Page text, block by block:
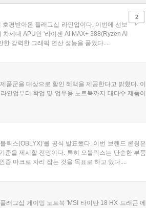
평받아온 플래그십 라인업이다. 이번에 선보
세대 APU인 '라이젠 AI MAX+ 388(Ryzen AI
강력한 그래픽 연산 성능을 품었다....
2
품군을 대상으로 할인 혜택을 제공한다고 밝혔다. 이
인업부터 학업 및 업무용 노트북까지 대다수 제품이
릭스(OBLYX)'를 공식 발표했다. 이번 브랜드 론칭은
준을 제시할 전망이다. 특히 오블릭스는 단순한 부품
증 마크로 자리 잡는 것을 목표로 하고 있다....
래그십 게이밍 노트북 'MSI 타이탄 18 HX 드래곤 에